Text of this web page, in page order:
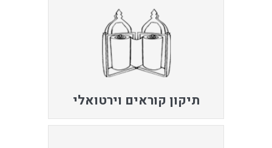
תיקון קוראים וירטואלי